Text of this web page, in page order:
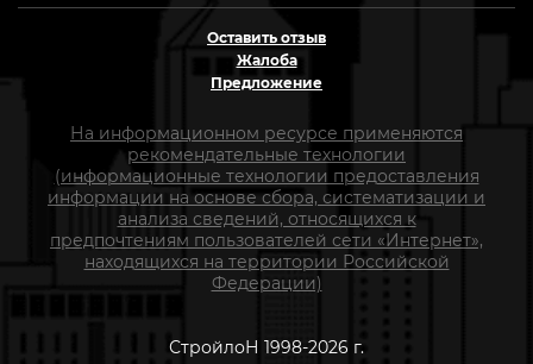
Оставить отзыв
Жалоба
Предложение
На информационном ресурсе применяются
рекомендательные технологии
(информационные технологии предоставления
информации на основе сбора, систематизации и
анализа сведений, относящихся к
предпочтениям пользователей сети «Интернет»,
находящихся на территории Российской
Федерации)
СтройлоН 1998-2026 г.